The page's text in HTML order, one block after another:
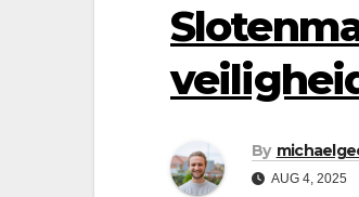
By
AUG 4, 2025